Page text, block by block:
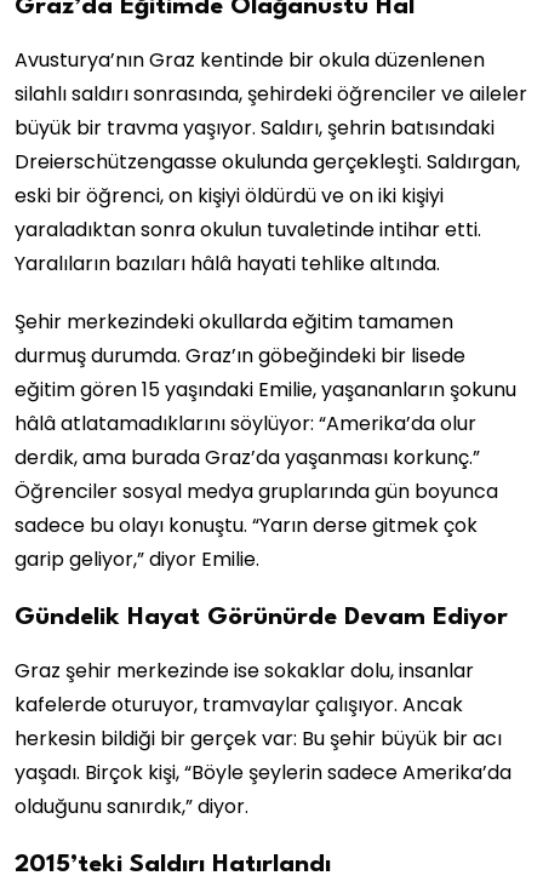
Graz’da Eğitimde Olağanüstü Hal
Avusturya’nın Graz kentinde bir okula düzenlenen
silahlı saldırı sonrasında, şehirdeki öğrenciler ve aileler
büyük bir travma yaşıyor. Saldırı, şehrin batısındaki
Dreierschützengasse okulunda gerçekleşti. Saldırgan,
eski bir öğrenci, on kişiyi öldürdü ve on iki kişiyi
yaraladıktan sonra okulun tuvaletinde intihar etti.
Yaralıların bazıları hâlâ hayati tehlike altında.
Şehir merkezindeki okullarda eğitim tamamen
durmuş durumda. Graz’ın göbeğindeki bir lisede
eğitim gören 15 yaşındaki Emilie, yaşananların şokunu
hâlâ atlatamadıklarını söylüyor: “Amerika’da olur
derdik, ama burada Graz’da yaşanması korkunç.”
Öğrenciler sosyal medya gruplarında gün boyunca
sadece bu olayı konuştu. “Yarın derse gitmek çok
garip geliyor,” diyor Emilie.
Gündelik Hayat Görünürde Devam Ediyor
Graz şehir merkezinde ise sokaklar dolu, insanlar
kafelerde oturuyor, tramvaylar çalışıyor. Ancak
herkesin bildiği bir gerçek var: Bu şehir büyük bir acı
yaşadı. Birçok kişi, “Böyle şeylerin sadece Amerika’da
olduğunu sanırdık,” diyor.
2015’teki Saldırı Hatırlandı